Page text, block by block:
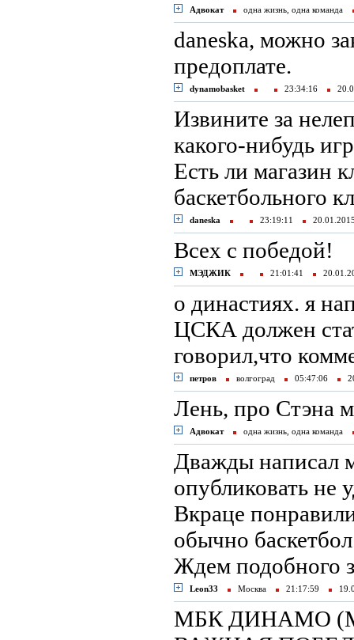
Адвокат одна жизнь, одна команда
daneska, можно
предоплате.
dynamobasket 23:34:16
Извините за
какого-нибудь
Есть ли магазин
баскетбольного
daneska 23:19:11
Всех с победой!
МЭДЖИК 21:01:41
о династиях. я
ЦСКА должен
говорил,что
петров волгоград 05:47:06
Лень, про Стэна
Адвокат одна жизнь, одна команда
Дважды написал
опубликовать не
Вкраце
обычно
Ждем подобного
Leon33 Москва 21:17:59
МБК ДИНАМО